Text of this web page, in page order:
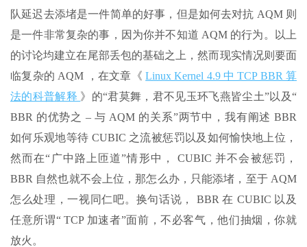
队延迟去添堵是一件简单的好事，但是如何去对抗 AQM 则
是一件非常复杂的事，因为你并不知道 AQM 的行为。以上
的讨论均建立在尾部丢包的基础之上，然而现实情况则要面
临复杂的 AQM ，在文章《Linux Kernel 4.9 中 TCP BBR 算
法的科普解释 》的“君莫舞，君不见玉环飞燕皆尘土”以及“
BBR 的优势之 – 与 AQM 的关系”两节中，我有阐述 BBR
如何乐观地等待 CUBIC 之流被惩罚以及如何愉快地上位，
然而在“广中路上匝道”情形中， CUBIC 并不会被惩罚，
BBR 自然也就不会上位，那怎么办，只能添堵，至于 AQM
怎么处理，一视同仁吧。换句话说， BBR 在 CUBIC 以及
任意所谓“ TCP 加速者”面前，不必客气，他们抽烟，你就
放火。